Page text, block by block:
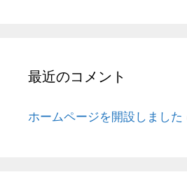
最近のコメント
ホームページを開設しました